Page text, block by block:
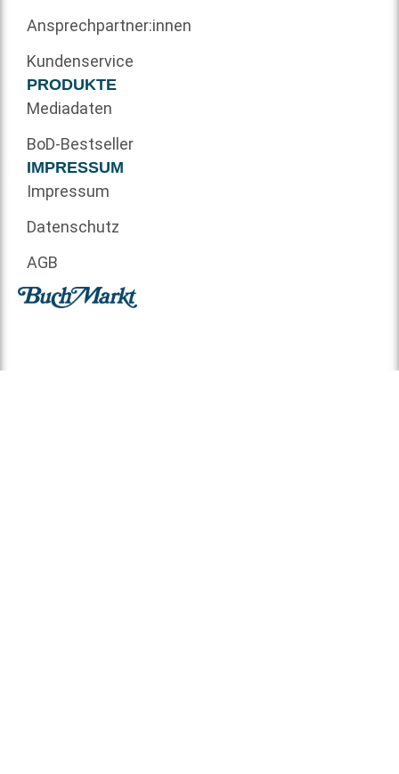
Ansprechpartner:innen
Kundenservice
PRODUKTE
Mediadaten
BoD-Bestseller
IMPRESSUM
Impressum
Datenschutz
AGB